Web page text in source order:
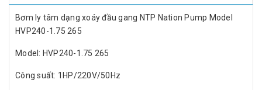
Bơm ly tâm dạng xoáy đầu gang NTP Nation Pump Model
HVP240-1.75 265
Model: HVP240-1.75 265
Công suất: 1HP/220V/50Hz